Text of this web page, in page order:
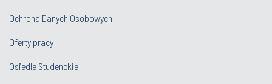
Ochrona Danych Osobowych
Oferty pracy
Osiedle Studenckie